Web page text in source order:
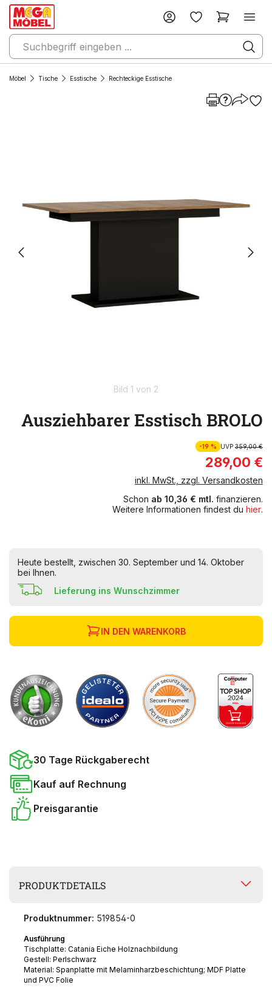
Möbel Tische Esstische Rechteckige Esstische
Bild 1 von 2
Ausziehbarer Esstisch BROLO
-19 % UVP359,00 €
289,00 €
inkl. MwSt., zzgl. Versandkosten
Schon ab 10,36 € mtl. finanzieren.
Weitere Informationen findest du hier.
Heute bestellt, zwischen 30. September und 14. Oktober
bei Ihnen.
Lieferung ins Wunschzimmer
IN DEN WARENKORB
30 Tage Rückgaberecht
Kauf auf Rechnung
Preisgarantie
PRODUKTDETAILS
Produktnummer: 519854-0
Ausführung
Tischplatte: Catania Eiche Holznachbildung
Gestell: Perlschwarz
Material: Spanplatte mit Melaminharzbeschichtung; MDF Platte
und PVC Folie